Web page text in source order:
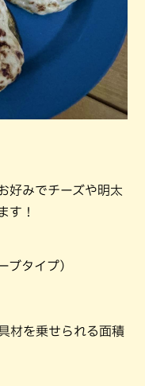
好みでチーズや明太
す！
ブタイプ）
材を乗せられる面積